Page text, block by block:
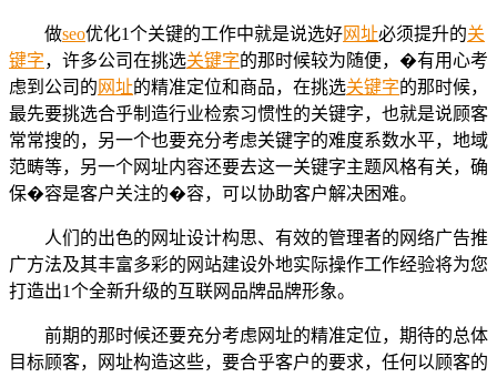
做seo优化1个关键的工作中就是说选好网址必须提升的关
键字，许多公司在挑选关键字的那时候较为随便，�有用心考
虑到公司的 网址的精准定位和商品，在挑选关键字的那时候，
最先要挑选合乎制造行业检索习惯性的关键字，也就是说顾客
常常搜的，另一个也要充分考虑关键字的难度系数水平，地域
范畴等，另一个网址内容还要去这一关键字主题风格有关，确
保�容是客户关注的�容，可以协助客户解决困难。
人们的出色的网址设计构思、有效的管理者的网络广告推
广方法及其丰富多彩的网站建设外地实际操作工作经验将为您
打造出1个全新升级的互联网品牌品牌形象。
前期的那时候还要充分考虑网址的精准定位，期待的总体
目标顾客，网址构造这些，要合乎客户的要求，任何以顾客的